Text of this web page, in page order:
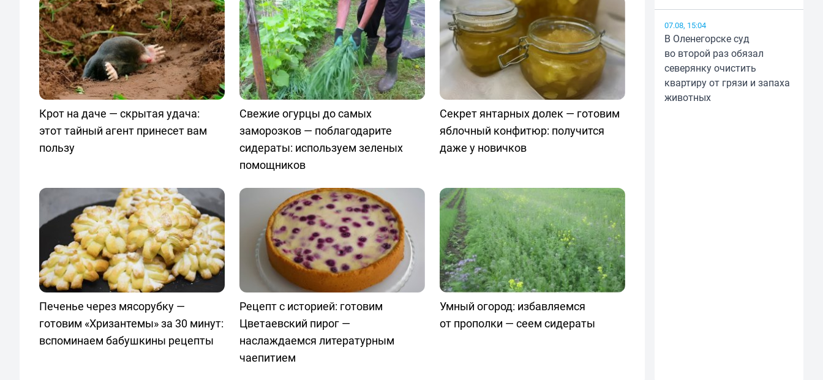
Крот на даче — скрытая удача:
этот тайный агент принесет вам
пользу
Свежие огурцы до самых
заморозков — поблагодарите
сидераты: используем зеленых
помощников
Секрет янтарных долек — готовим
яблочный конфитюр: получится
даже у новичков
Печенье через мясорубку —
готовим «Хризантемы» за 30 минут:
вспоминаем бабушкины рецепты
Рецепт с историей: готовим
Цветаевский пирог —
наслаждаемся литературным
чаепитием
Умный огород: избавляемся
от прополки — сеем сидераты
07.08, 15:04
В Оленегорске суд
во второй раз обязал
северянку очистить
квартиру от грязи и запаха
животных